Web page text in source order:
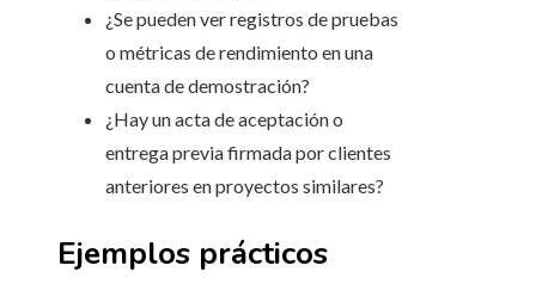
¿Se pueden ver registros de pruebas
o métricas de rendimiento en una
cuenta de demostración?
¿Hay un acta de aceptación o
entrega previa firmada por clientes
anteriores en proyectos similares?
Ejemplos prácticos